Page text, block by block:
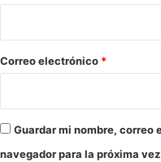
*
Correo electrónico *
Guardar mi nombre, correo
navegador para la próxima